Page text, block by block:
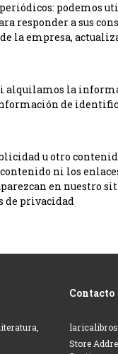
podemos
responder a sus
la empresa,
la
de
u otro
ni los
en nuestro
de privacidad
Contacto
Store